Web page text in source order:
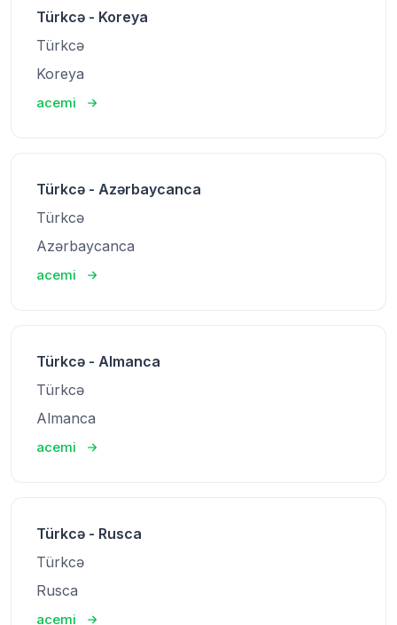
Türkcə - Koreya
Türkcə
Koreya
acemi
Türkcə - Azərbaycanca
Türkcə
Azərbaycanca
acemi
Türkcə - Almanca
Türkcə
Almanca
acemi
Türkcə - Rusca
Türkcə
Rusca
acemi